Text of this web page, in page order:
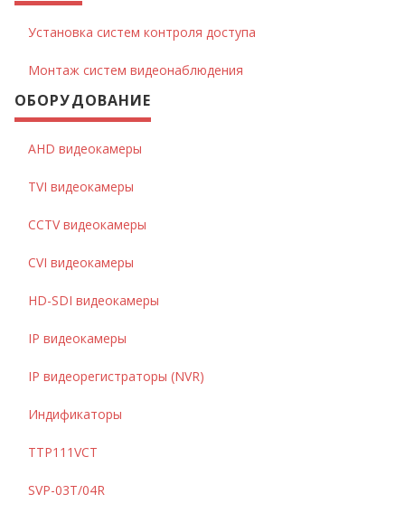
Установка систем контроля доступа
Монтаж систем видеонаблюдения
ОБОРУДОВАНИЕ
AHD видеокамеры
TVI видеокамеры
CCTV видеокамеры
CVI видеокамеры
HD-SDI видеокамеры
IP видеокамеры
IP видеорегистраторы (NVR)
Индификаторы
TTP111VCT
SVP-03T/04R